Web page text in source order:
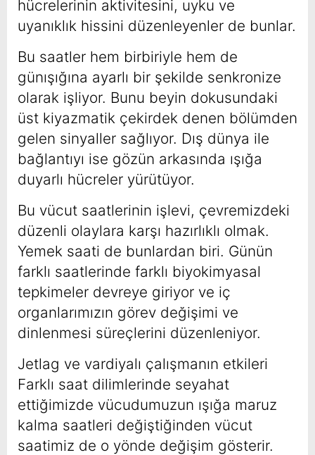
hücrelerinin aktivitesini, uyku ve
uyanıklık hissini düzenleyenler de bunlar.
Bu saatler hem birbiriyle hem de
günışığına ayarlı bir şekilde senkronize
olarak işliyor. Bunu beyin dokusundaki
üst kiyazmatik çekirdek denen bölümden
gelen sinyaller sağlıyor. Dış dünya ile
bağlantıyı ise gözün arkasında ışığa
duyarlı hücreler yürütüyor.
Bu vücut saatlerinin işlevi, çevremizdeki
düzenli olaylara karşı hazırlıklı olmak.
Yemek saati de bunlardan biri. Günün
farklı saatlerinde farklı biyokimyasal
tepkimeler devreye giriyor ve iç
organlarımızın görev değişimi ve
dinlenmesi süreçlerini düzenleniyor.
Jetlag ve vardiyalı çalışmanın etkileri
Farklı saat dilimlerinde seyahat
ettiğimizde vücudumuzun ışığa maruz
kalma saatleri değiştiğinden vücut
saatimiz de o yönde değişim gösterir.